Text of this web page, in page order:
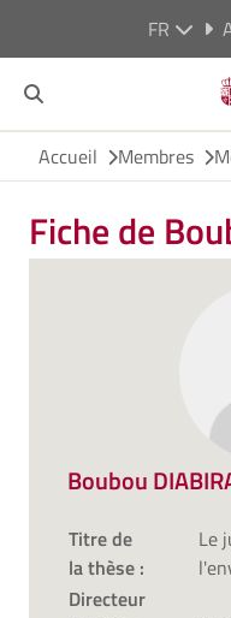
FR
Accueil Membres
Fiche de
Boubou
Titre de
la thèse :
Le
Directeur